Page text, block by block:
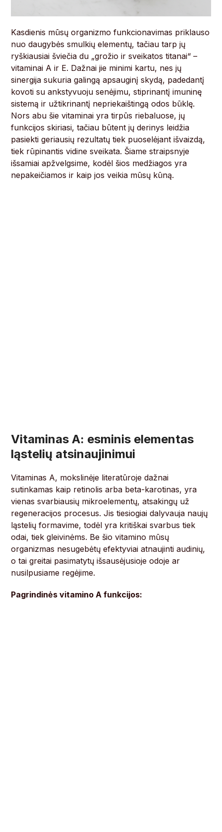
Kasdienis mūsų organizmo funkcionavimas priklauso
nuo daugybės smulkių elementų, tačiau tarp jų
ryškiausiai šviečia du „grožio ir sveikatos titanai“ –
vitaminai A ir E. Dažnai jie minimi kartu, nes jų
sinergija sukuria galingą apsauginį skydą, padedantį
kovoti su ankstyvuoju senėjimu, stiprinantį imuninę
sistemą ir užtikrinantį nepriekaištingą odos būklę.
Nors abu šie vitaminai yra tirpūs riebaluose, jų
funkcijos skiriasi, tačiau būtent jų derinys leidžia
pasiekti geriausių rezultatų tiek puoselėjant išvaizdą,
tiek rūpinantis vidine sveikata. Šiame straipsnyje
išsamiai apžvelgsime, kodėl šios medžiagos yra
nepakeičiamos ir kaip jos veikia mūsų kūną.
Vitaminas A: esminis elementas
ląstelių atsinaujinimui
Vitaminas A, mokslinėje literatūroje dažnai
sutinkamas kaip retinolis arba beta-karotinas, yra
vienas svarbiausių mikroelementų, atsakingų už
regeneracijos procesus. Jis tiesiogiai dalyvauja naujų
ląstelių formavime, todėl yra kritiškai svarbus tiek
odai, tiek gleivinėms. Be šio vitamino mūsų
organizmas nesugebėtų efektyviai atnaujinti audinių,
o tai greitai pasimatytų išsausėjusioje odoje ar
nusilpusiame regėjime.
Pagrindinės vitamino A funkcijos: